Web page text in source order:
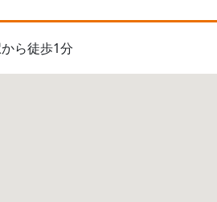
ら徒歩1分